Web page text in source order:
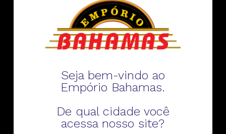
Fale conosco
Telefone
Seja bem-vindo ao
Empório Bahamas.
De qual cidade você
acessa nosso site?